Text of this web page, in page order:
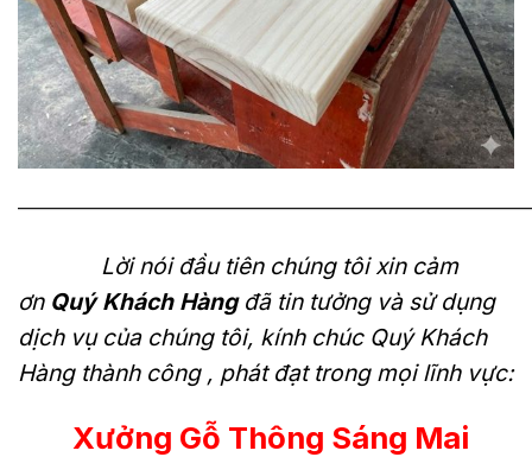
Lời nói đầu tiên chúng tôi xin cảm
ơn Quý Khách Hàngđã tin tưởng và sử dụng
dịch vụ của chúng tôi, kính chúc Quý Khách
Hàng thành công , phát đạt trong mọi lĩnh vực:
Xưởng Gỗ Thông Sáng Mai